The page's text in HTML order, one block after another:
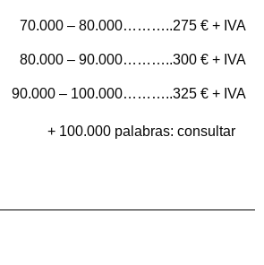
70.000 – 80.000………..275 € + IVA
80.000 – 90.000………..300 € + IVA
90.000 – 100.000………..325 € + IVA
+ 100.000 palabras: consultar